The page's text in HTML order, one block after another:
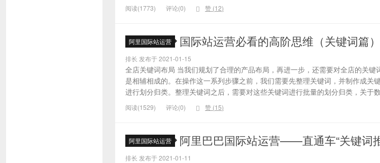
阅读(1773) 评论(0) 赞 (12)
阿里国际站运营 国际站运营必看的高阶思维（关键词篇）
排长 发布于 2021-01-15
全店关键词布局 当我们规划了合理的产品布局，再进一步，还需要对全店的关键
是相辅相成的。在操作这一系列步骤之前，我们需要先整理关键词，并制作成关
进行划分归类。整理关键词之后，需要对这些关键词进行批量的划分归类，关于
阅读(1529) 评论(0) 赞 (15)
阿里国际站运营 阿里巴巴国际站运营——直通车“关键词
排长 发布于 2021-01-11